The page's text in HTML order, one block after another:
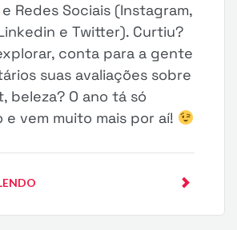
Redes Sociais (Instagram,
e Twitter). Curtiu?
conta para a gente
suas avaliações sobre
beleza? O ano tá só
e vem muito mais por aí!